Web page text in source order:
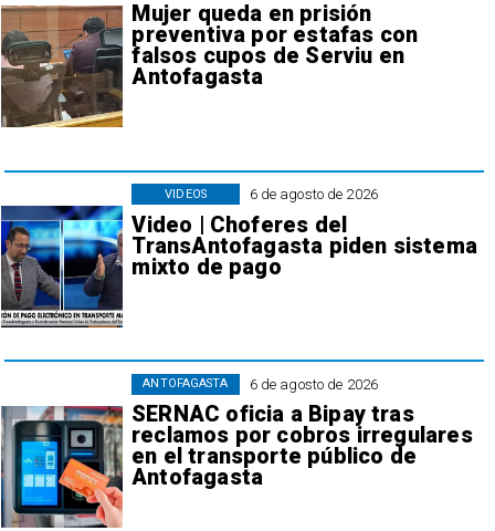
Mujer queda en prisión
preventiva por estafas con
falsos cupos de Serviu en
Antofagasta
6 de agosto de 2026
Video | Choferes del
TransAntofagasta piden sistema
mixto de pago
VIDEOS
6 de agosto de 2026
SERNAC oficia a Bipay tras
reclamos por cobros irregulares
en el transporte público de
Antofagasta
ANTOFAGASTA